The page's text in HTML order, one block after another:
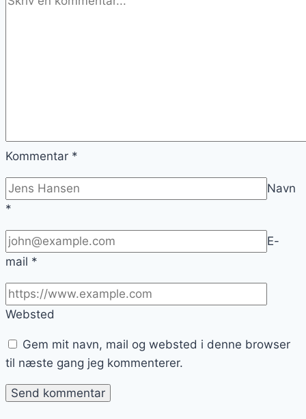
Kommentar *
Navn
*
E-
mail *
Websted
Gem mit navn, mail og websted i denne browser
til næste gang jeg kommenterer.